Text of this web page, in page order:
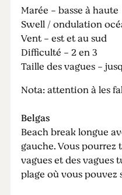
Marée - basse à haute
Swell / ondulation
Vent - est et au sud
Difficulté - 2 en 3
Taille des vagues -
Nota: attention à les
Belgas
Beach break longue
gauche. Vous
vagues et des vagues
plage où vous pouvez